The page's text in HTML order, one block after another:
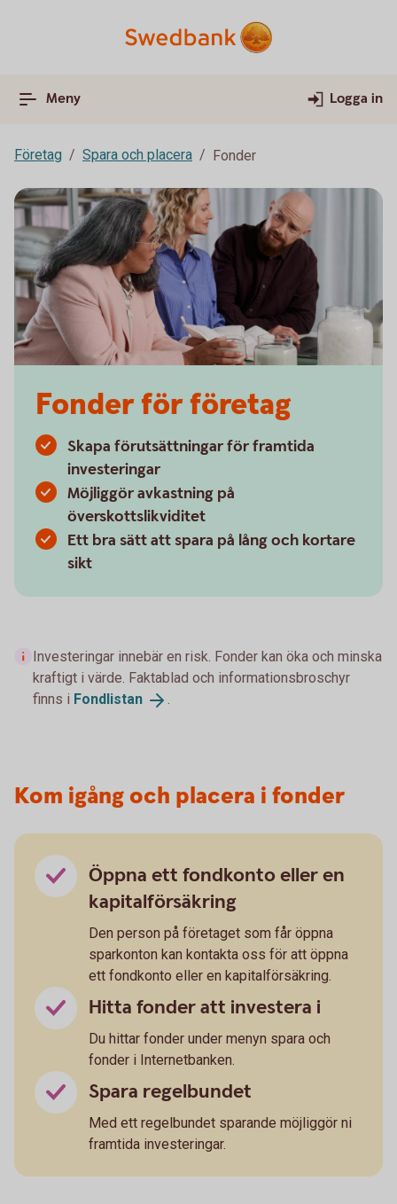
Meny Logga in
Företag Spara och placera Fonder
Fonder för företag
Skapa förutsättningar för framtida
investeringar
Möjliggör avkastning på
överskottslikviditet
Ett bra sätt att spara på lång och kortare
sikt
Investeringar innebär en risk. Fonder kan öka och minska
kraftigt i värde. Faktablad och informationsbroschyr
finns i Fondlistan .
Kom igång och placera i fonder
Öppna ett fondkonto eller en
kapitalförsäkring
Den person på företaget som får öppna
sparkonton kan kontakta oss för att öppna
ett fondkonto eller en kapitalförsäkring.
Hitta fonder att investera i
Du hittar fonder under menyn spara och
fonder i Internetbanken.
Spara regelbundet
Med ett regelbundet sparande möjliggör ni
framtida investeringar.